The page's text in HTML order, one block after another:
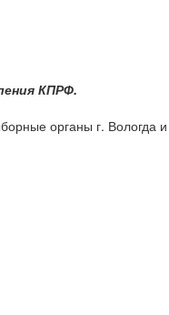
КПРФ.
органы г. Вологда и